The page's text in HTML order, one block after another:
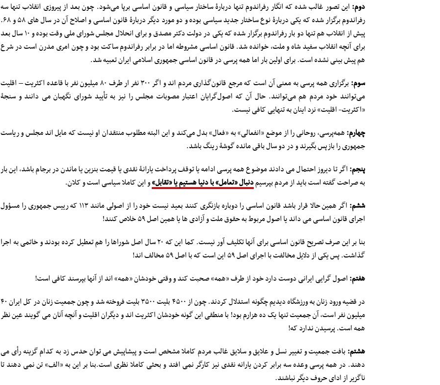
دوم: این تصور غالب شده که انگار رفراندوم تنها دربارۀ ساختار سیاسی و قانون اساسی برپا می‌شود. چون بعد از پیروزی انقلاب تنها سه
رفراندوم برگزار شده که یکی دربارۀ نوع ساختار جدید سیاسی بوده و دو مورد دیگر دربارۀ قانون اساسی و اصلاح آن در سال های ۵۸ و ۶۸.
پیش از انقلاب هم تنها دو بار رفراندوم برگزار شده که یکی در دولت دکتر مصدق و برای انحلال مجلس شورای ملی وقت بوده و ۱۰ سال بعد
برای آنچه انقلاب سفید شاه و ملت، خوانده شد. قانون اساسی مشروطه اما در برابر رفراندوم ساکت بود و چون امری مدرن است در شرع
هم پیش بینی نشده است. برای اولین بار اما همه پرسی در قانون اساسی جمهوری اسلامی ایران تعبیه شد.
سوم:
برگزاری همه پرسی به معنی آن است که مرجع قانون‌گذاری مردم اند و اگر ۳۰۰ نفر ار طرف ۸۰ میلیون نفر با قاعده اکثریت – اقلیت
می‌توانند خود مردم هم می‌توانند. حال آن که اصول‌گرایان اعتبار مصوبات مجلس را نیز به تأیید شورای نگهبان می دانند و سنجۀ
«اکثریت- اقلیت» نزد اینان به تنهایی کافی نیست.
چهارم:همه‌پرسی، روحانی را از موضع «انفعالی» به «فعال» بدل می‌کند و این البته مطلوب منتقدان او نیست که مایل اند مجلس و ریاست
جمهوری را بازپس بگیرند و در دو سال باقی مانده گوشۀ رینگ باشد.
پنجم:اگر تا دیروز احتمال می دادند موضوع همه پرسی ادامه یا توقف پرداخت یارانۀ نقدی یا قیمت بنزین یا ماندن در برجام باشد، این بار
به صراحت گفته است باید از مردم بپرسیمدنبال «تعامل» با دنیا هستیم یا «تقابل»و این کاملا سیاسی است و کلان.
ششم:
اگر همین حالا قرار باشد قانون اساسی را دوباره بازنگری کنند بعید نیست خود را از اصولی مانند ۱۱۳ که رییس جمهوری را مسؤول
اجرای قانون اساسی می داند یا اصول مربوط به حقوق ملت و آزادی ها یا همین اصل ۵۹ خلاص کنند!
بنا بر این صرف تصریح قانون اساسی برای آنها تکلیف آور نیست. کما این که ۲۰ سال اصل شوراها را هم تعطیل کرده بودند و خاتمی به اجرا
گذاشت. پس یکی از دلایل مخالفت با اجرای اصل ۵۹ این است که با اصل ۵۹ مخالف اند!
هفتم:اصول گرایی ایرانی دوست دارد خود از طرف «همه» صحبت کند و وقتی خودشان «همه» اند از آنها بپرسند کافی است!
در قضیه ورود زنان به ورزشگاه دیدیم چگونه استدلال کردند. چون از ۴۵۰۰ بلیت ۳۵۰۰ بلیت فروخته شد و چون جمعیت زنان در کل ایران ۴۰
میلیون نفر است، آن جمعیت تنها یک ده هزارم بود! با منطقی این گونه خودشان اکثریت اند و دیگران اقلیت و آنچه آنان می گویند عین نظر
همه است. پرسیدن ندارد که!
هشتم:بافت جمعیت و تغییر نسل و علایق و سلایق غالب مردم کاملا مشخص است و پیشاپیش می توان حدس زد به کدام گزینه رأی می
دهند. در همه پرسی وعده سه برابر کردن یارانه نقدی نیز کارگر نمی افتد و بحثی کاملا نظری است.بنا بر این به «الف» تن نمی دهند تا
ناگزیر از ادای حروف دیگر نباشند.